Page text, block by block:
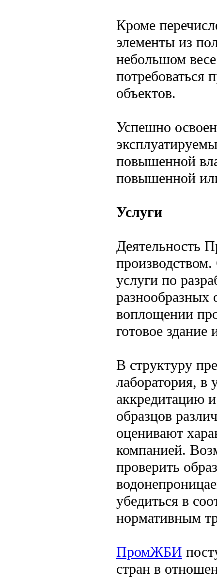
Кроме
элементы из
небольшом
потребоваться
объектов.
Успешно
повышенной
повышенной
Услуги
Деятельность
услуги по
разнообразных
воплощении
готовое
В структуру
лаборатория, в
аккредитацию
образцов
оценивают
компанией.
проверить
убедиться в
нормативным
ПромЖБИ
стран в